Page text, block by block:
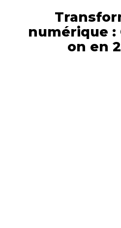
numérique :
on en